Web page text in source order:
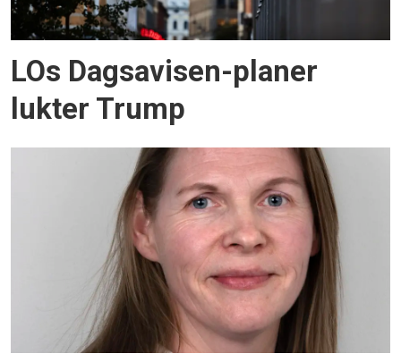
LOs Dagsavisen-planer
lukter Trump